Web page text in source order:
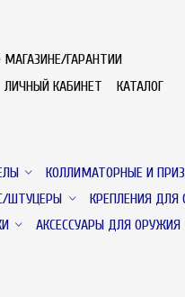
МАГАЗИНЕ/ГАРАНТИИ
ЛИЧНЫЙ КАБИНЕТ КАТАЛОГ
КОЛЛИМАТОРНЫЕ И
ШТУЦЕРЫ КРЕПЛЕНИЯ ДЛЯ
АКСЕССУАРЫ ДЛЯ ОРУЖИЯ